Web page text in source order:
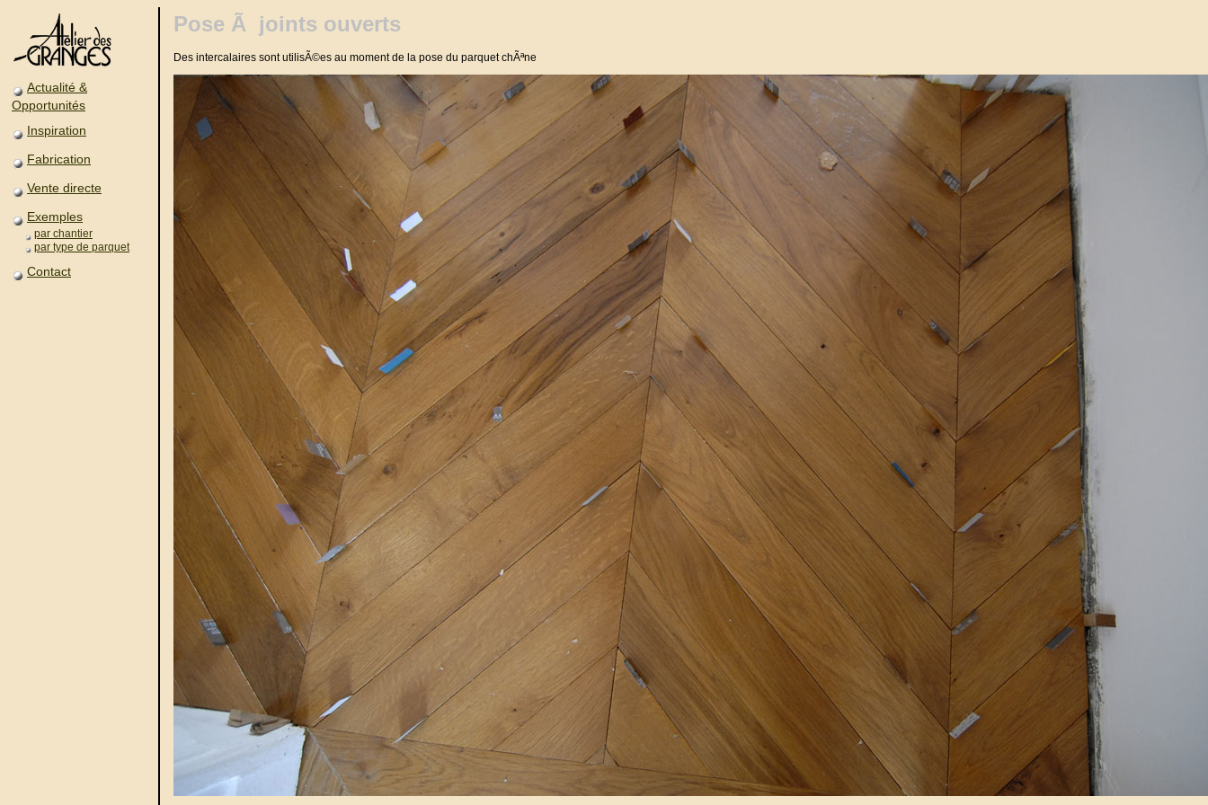
Actualité &
Opportunités
Inspiration
Fabrication
Vente directe
Exemples
par chantier
par type de parquet
Contact
Pose Ã joints ouverts
Des intercalaires sont utilisÃ©es au moment de la pose du parquet chÃªne